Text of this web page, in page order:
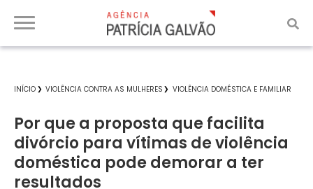
INÍCIO VIOLÊNCIA CONTRA AS MULHERES VIOLÊNCIA DOMÉSTICA E FAMILIAR
Por que a proposta que facilita
divórcio para vítimas de violência
doméstica pode demorar a ter
resultados